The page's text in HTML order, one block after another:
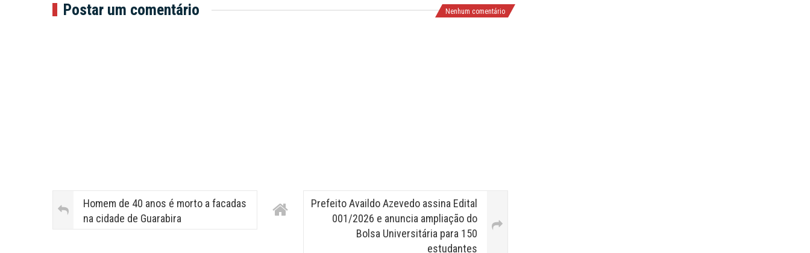
Postar um comentário Nenhum comentário
Homem de 40 anos é morto a facadas
na cidade de Guarabira
Prefeito Availdo Azevedo assina Edital
001/2026 e anuncia ampliação do
Bolsa Universitária para 150
estudantes